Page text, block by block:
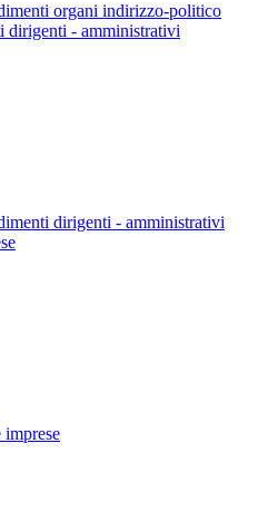
organi indirizzo-politico
dirigenti - amministrativi
dirigenti - amministrativi